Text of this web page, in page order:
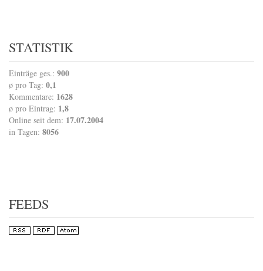
STATISTIK
Einträge ges.: 900
ø pro Tag: 0,1
Kommentare: 1628
ø pro Eintrag: 1,8
Online seit dem: 17.07.2004
in Tagen: 8056
FEEDS